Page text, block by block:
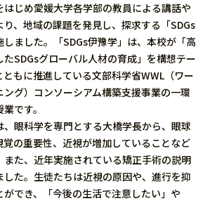
じめ愛媛大学各学部の教員による講話や
、地域の課題を発見し、探求する「SDGs
ました。「SDGs伊豫学」は、本校が「高
SDGsグローバル人材の育成」を構想テー
もに推進している文部科学省WWL（ワー
グ）コンソーシアム構築支援事業の一環
です。
眼科学を専門とする大橋学長から、眼球
の重要性、近視が増加していることなど
また、近年実施されている矯正手術の説明
た。生徒たちは近視の原因や、進行を抑
でき、「今後の生活で注意したい」や